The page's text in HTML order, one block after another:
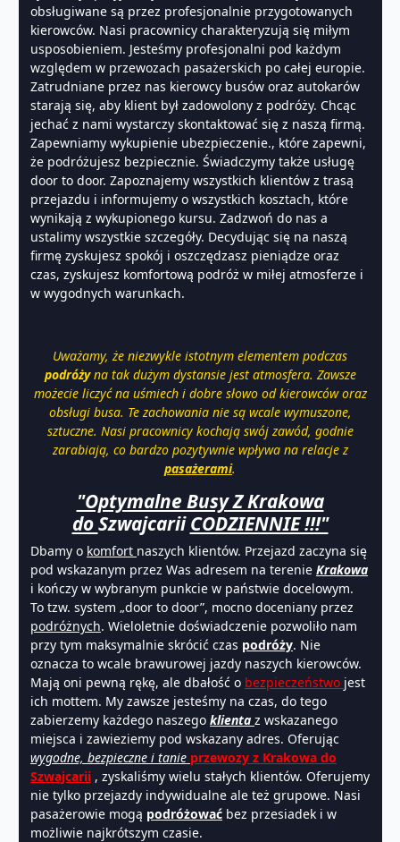
obsługiwane są przez profesjonalnie przygotowanych
kierowców. Nasi pracownicy charakteryzują się miłym
usposobieniem. Jesteśmy profesjonalni pod każdym
względem w przewozach pasażerskich po całej europie.
Zatrudniane przez nas kierowcy busów oraz autokarów
starają się, aby klient był zadowolony z podróży. Chcąc
jechać z nami wystarczy skontaktować się z naszą firmą.
Zapewniamy wykupienie ubezpieczenie., które zapewni,
że podróżujesz bezpiecznie. Świadczymy także usługę
door to door. Zapoznajemy wszystkich klientów z trasą
przejazdu i informujemy o wszystkich kosztach, które
wynikają z wykupionego kursu. Zadzwoń do nas a
ustalimy wszystkie szczegóły. Decydując się na naszą
firmę zyskujesz spokój i oszczędzasz pieniądze oraz
czas, zyskujesz komfortową podróż w miłej atmosferze i
w wygodnych warunkach.
Uważamy, że niezwykle istotnym elementem podczas
podróżyna tak dużym dystansie jest atmosfera. Zawsze
możecie liczyć na uśmiech i dobre słowo od kierowców oraz
obsługi busa. Te zachowania nie są wcale wymuszone,
sztuczne. Nasi pracownicy kochają swój zawód, godnie
zarabiają, co bardzo pozytywnie wpływa na relacje z
pasażerami.
"Optymalne Busy Z Krakowa
doSzwajcariiCODZIENNIE !!!"
Dbamy o komfort naszych klientów. Przejazd zaczyna się
pod wskazanym przez Was adresem na terenie Krakowa
i kończy w wybranym punkcie w państwie docelowym.
To tzw. system „door to door”, mocno doceniany przez
podróżnych. Wieloletnie doświadczenie pozwoliło nam
przy tym maksymalnie skrócić czas podróży. Nie
oznacza to wcale brawurowej jazdy naszych kierowców.
Mają oni pewną rękę, ale dbałość o bezpieczeństwo jest
ich mottem. My zawsze jesteśmy na czas, do tego
zabierzemy każdego naszego klienta z wskazanego
miejsca i zawieziemy pod wskazany adres. Oferując
wygodne, bezpieczne i tanie przewozy z Krakowa do
Szwajcarii , zyskaliśmy wielu stałych klientów. Oferujemy
nie tylko przejazdy indywidualne ale też grupowe. Nasi
pasażerowie mogą podróżować bez przesiadek i w
możliwie najkrótszym czasie.